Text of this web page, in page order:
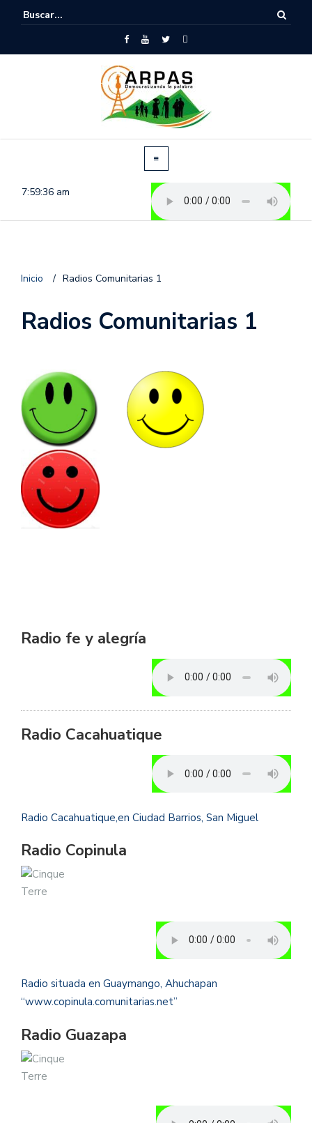
7:59:36 am
Inicio / Radios Comunitarias 1
Radios Comunitarias 1
Radio fe y alegría
Radio Cacahuatique
Radio Cacahuatique,en Ciudad Barrios, San Miguel
Radio Copinula
Radio situada en Guaymango, Ahuchapan
“www.copinula.comunitarias.net”
Radio Guazapa